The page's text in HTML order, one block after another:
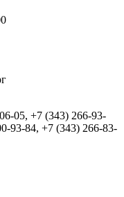
05, +7 (343) 266-93-
93-84, +7 (343) 266-83-